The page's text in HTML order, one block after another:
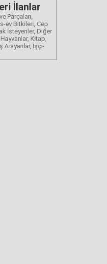
İlanlar
Parçaları,
ev Bitkileri, Cep
İsteyenler, Diğer
Kitap,
Arayanlar, İşçi-